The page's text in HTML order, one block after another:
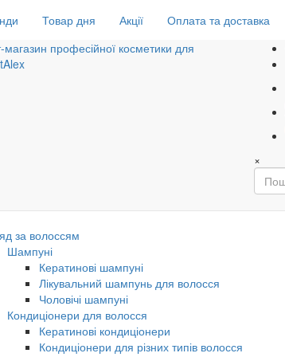
Товар дня Акції Оплата та доставка
×
за волоссям
Шампуні
Кератинові шампуні
Лікувальний шампунь для волосся
Чоловічі шампуні
Кондиціонери для волосся
Кератинові кондиціонери
Кондиціонери для різних типів волосся